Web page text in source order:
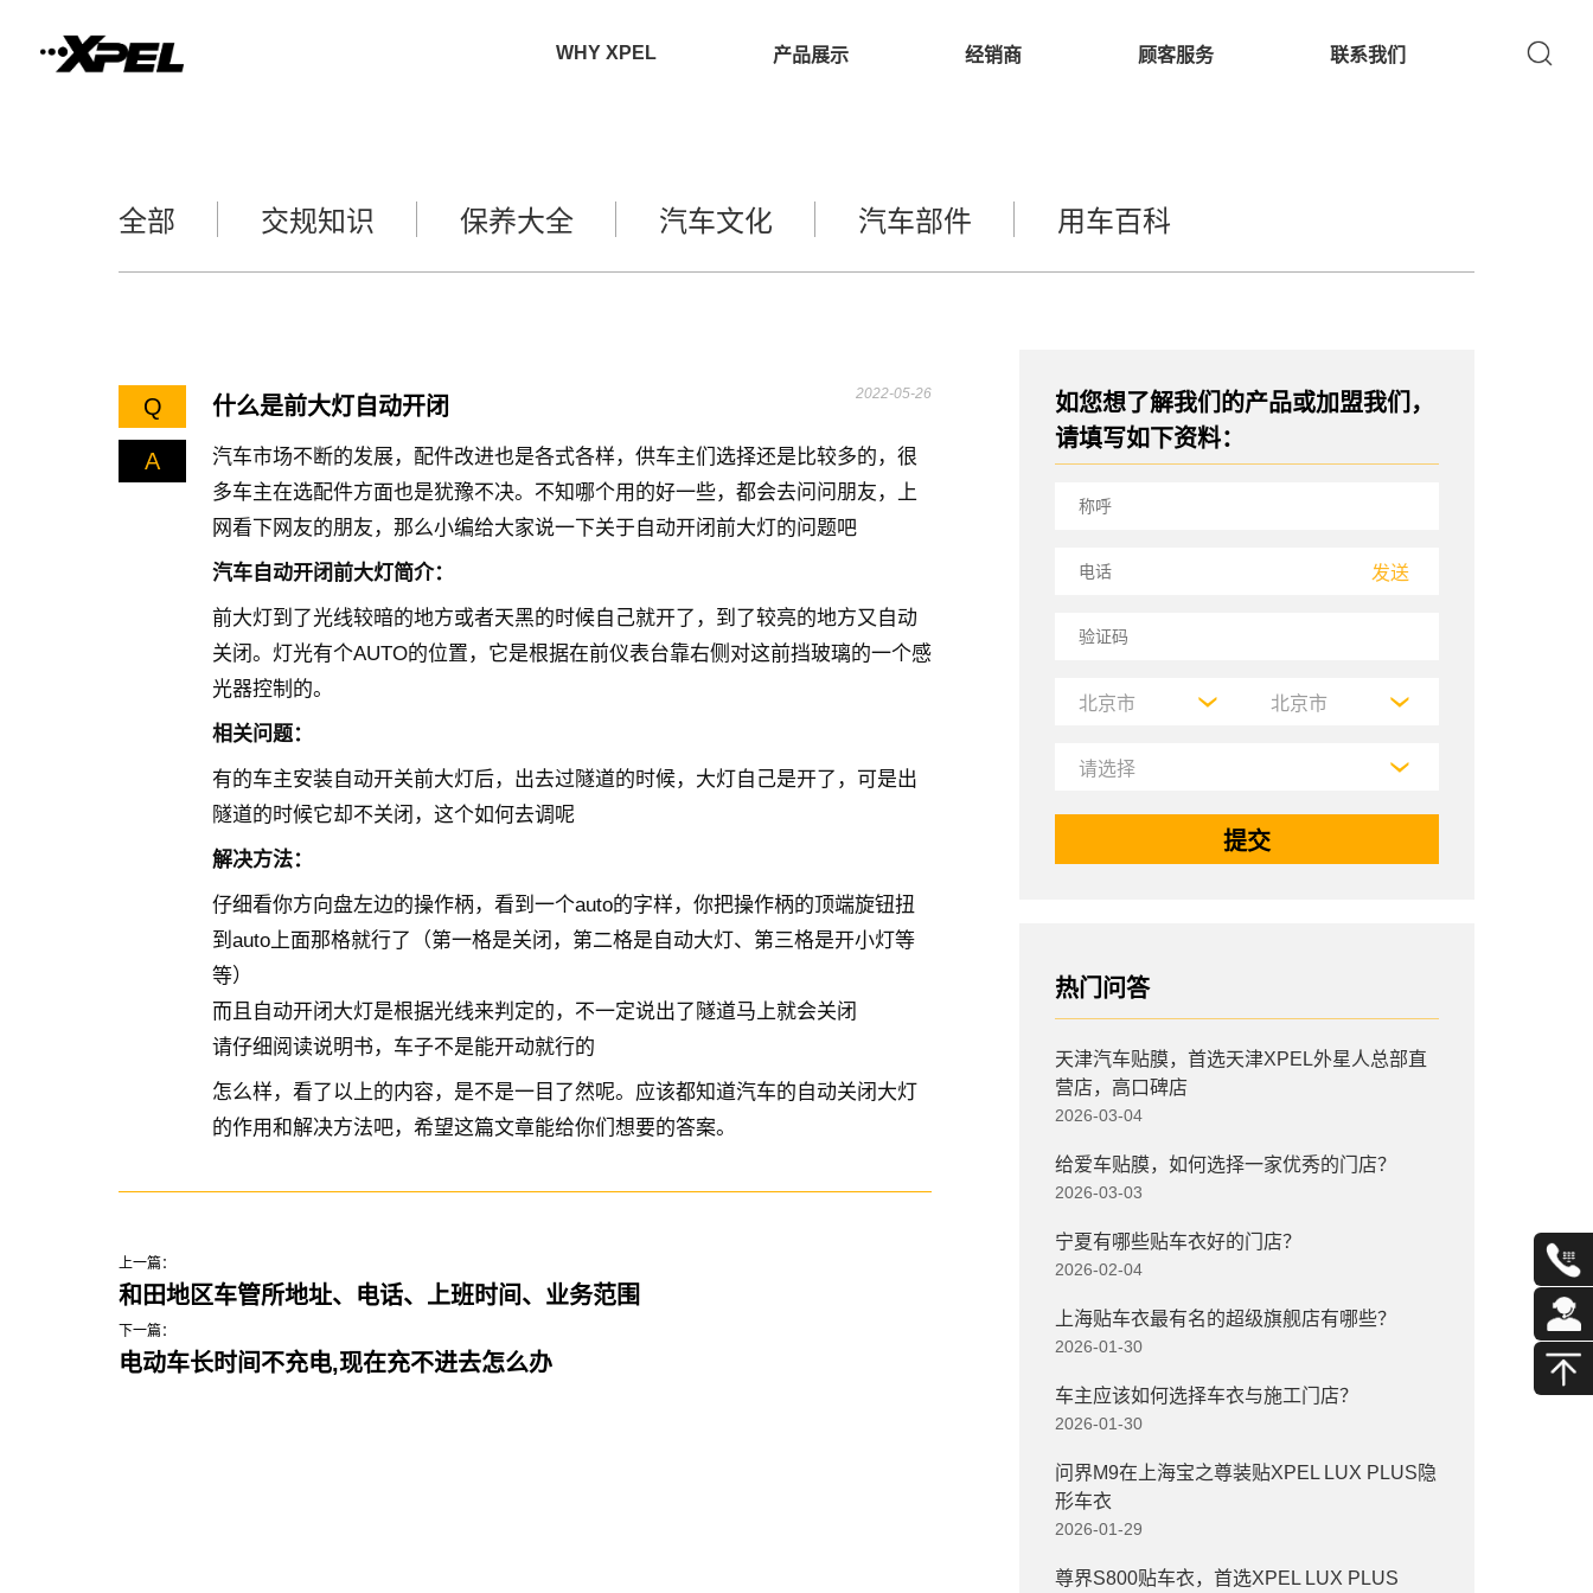
WHY XPEL 产品展示 经销商 顾客服务 联系我们
全部 交规知识 保养大全 汽车文化 汽车部件 用车百科
Q 什么是前大灯自动开闭 2022-05-26
A
汽车市场不断的发展，配件改进也是各式各样，供车主们选择还是比较多的，很
多车主在选配件方面也是犹豫不决。不知哪个用的好一些，都会去问问朋友，上
网看下网友的朋友，那么小编给大家说一下关于自动开闭前大灯的问题吧
汽车自动开闭前大灯简介：
前大灯到了光线较暗的地方或者天黑的时候自己就开了，到了较亮的地方又自动
关闭。灯光有个AUTO的位置，它是根据在前仪表台靠右侧对这前挡玻璃的一个感
光器控制的。
相关问题：
有的车主安装自动开关前大灯后，出去过隧道的时候，大灯自己是开了，可是出
隧道的时候它却不关闭，这个如何去调呢
解决方法：
仔细看你方向盘左边的操作柄，看到一个auto的字样，你把操作柄的顶端旋钮扭
到auto上面那格就行了（第一格是关闭，第二格是自动大灯、第三格是开小灯等
等）
而且自动开闭大灯是根据光线来判定的，不一定说出了隧道马上就会关闭
请仔细阅读说明书，车子不是能开动就行的
怎么样，看了以上的内容，是不是一目了然呢。应该都知道汽车的自动关闭大灯
的作用和解决方法吧，希望这篇文章能给你们想要的答案。
上一篇：
和田地区车管所地址、电话、上班时间、业务范围
下一篇：
电动车长时间不充电,现在充不进去怎么办
如您想了解我们的产品或加盟我们，
请填写如下资料：
发送
热门问答
天津汽车贴膜，首选天津XPEL外星人总部直
营店，高口碑店
2026-03-04
给爱车贴膜，如何选择一家优秀的门店？
2026-03-03
宁夏有哪些贴车衣好的门店？
2026-02-04
上海贴车衣最有名的超级旗舰店有哪些？
2026-01-30
车主应该如何选择车衣与施工门店？
2026-01-30
问界M9在上海宝之尊装贴XPEL LUX PLUS隐
形车衣
2026-01-29
尊界S800贴车衣，首选XPEL LUX PLUS